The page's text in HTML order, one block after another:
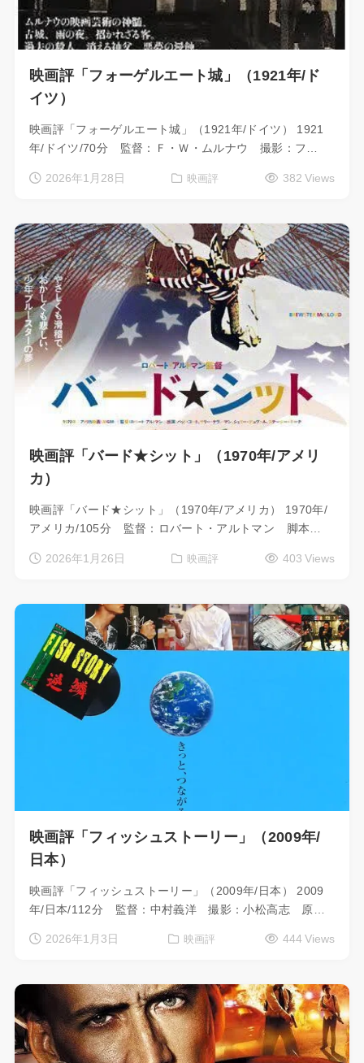
映画評「フォーゲルエート城」（1921年/ド
イツ）
映画評「フォーゲルエート城」（1921年/ドイツ） 1921
年/ドイツ/70分 監督：Ｆ・Ｗ・ムルナウ 撮影：フ…
2026年1月28日 映画評 382 Views
映画評「バード★シット」（1970年/アメリ
カ）
映画評「バード★シット」（1970年/アメリカ） 1970年/
アメリカ/105分 監督：ロバート・アルトマン 脚本…
2026年1月26日 映画評 403 Views
映画評「フィッシュストーリー」（2009年/
日本）
映画評「フィッシュストーリー」（2009年/日本） 2009
年/日本/112分 監督：中村義洋 撮影：小松高志 原…
2026年1月3日 映画評 444 Views